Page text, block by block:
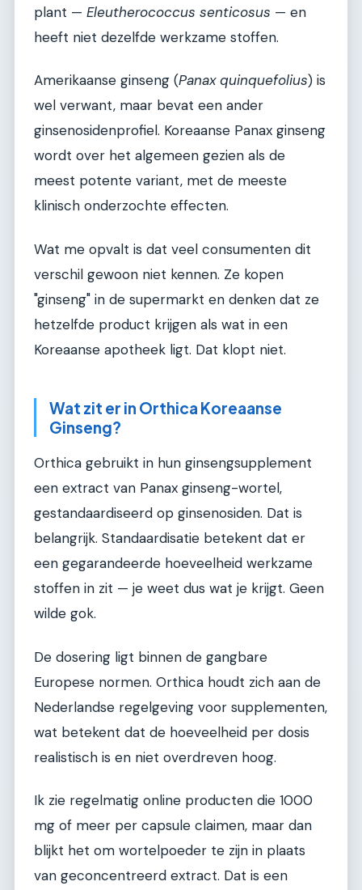
plant — Eleutherococcus senticosus — en
heeft niet dezelfde werkzame stoffen.
Amerikaanse ginseng (Panax quinquefolius) is
wel verwant, maar bevat een ander
ginsenosidenprofiel. Koreaanse Panax ginseng
wordt over het algemeen gezien als de
meest potente variant, met de meeste
klinisch onderzochte effecten.
Wat me opvalt is dat veel consumenten dit
verschil gewoon niet kennen. Ze kopen
"ginseng" in de supermarkt en denken dat ze
hetzelfde product krijgen als wat in een
Koreaanse apotheek ligt. Dat klopt niet.
Wat zit er in Orthica Koreaanse
Ginseng?
Orthica gebruikt in hun ginsengsupplement
een extract van Panax ginseng-wortel,
gestandaardiseerd op ginsenosiden. Dat is
belangrijk. Standaardisatie betekent dat er
een gegarandeerde hoeveelheid werkzame
stoffen in zit — je weet dus wat je krijgt. Geen
wilde gok.
De dosering ligt binnen de gangbare
Europese normen. Orthica houdt zich aan de
Nederlandse regelgeving voor supplementen,
wat betekent dat de hoeveelheid per dosis
realistisch is en niet overdreven hoog.
Ik zie regelmatig online producten die 1000
mg of meer per capsule claimen, maar dan
blijkt het om wortelpoeder te zijn in plaats
van geconcentreerd extract. Dat is een